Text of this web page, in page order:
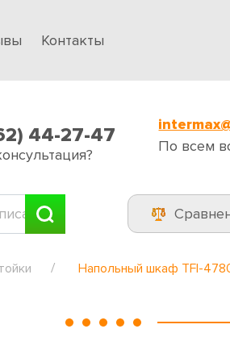
Контакты
44-27-47
По всем
Напольный шкаф TFI-